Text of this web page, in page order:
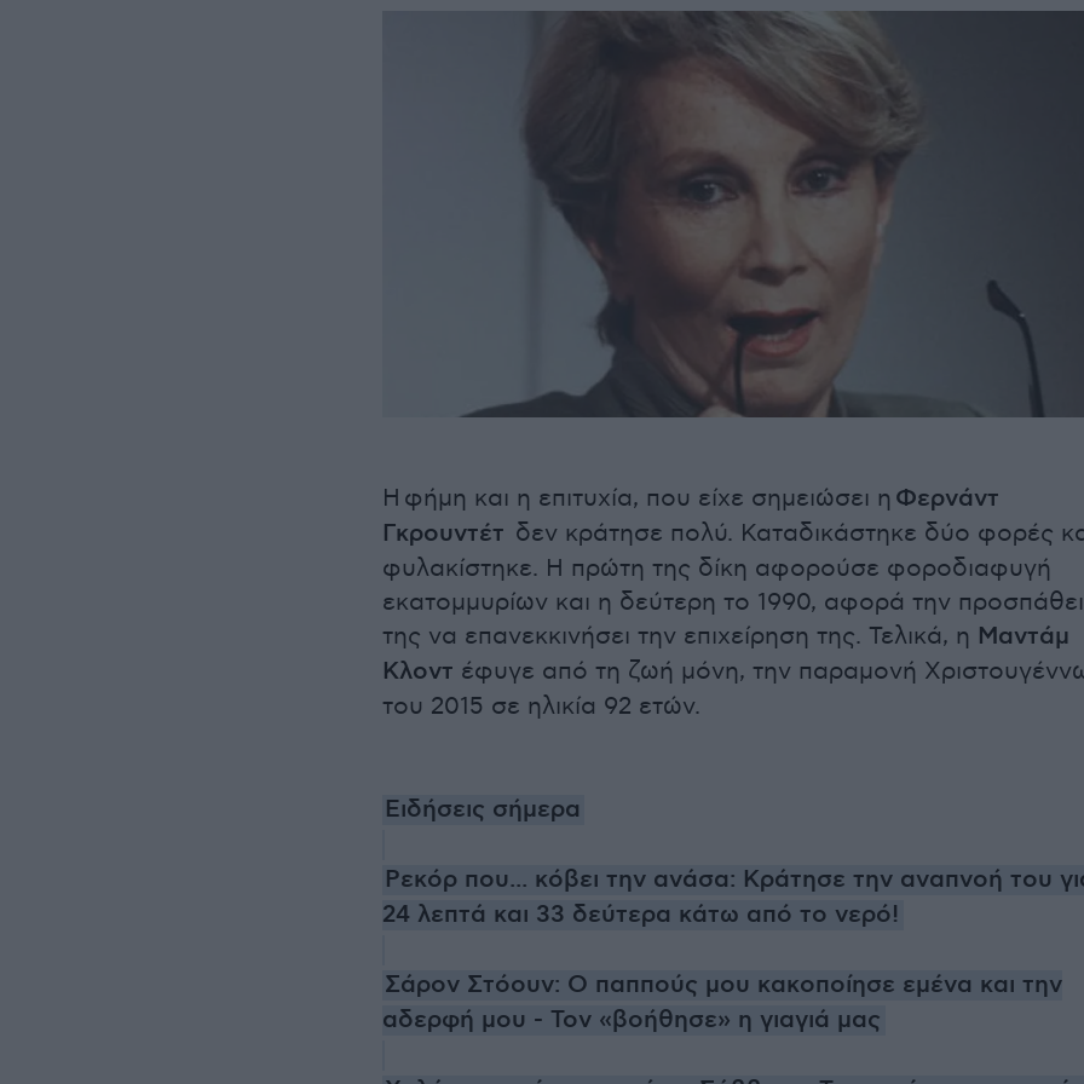
Η φήμη και η επιτυχία, που είχε σημειώσει η Φερνάντ
Γκρουντέτ δεν κράτησε πολύ. Καταδικάστηκε δύο φορές
φυλακίστηκε. Η πρώτη της δίκη αφορούσε φοροδιαφυγή
εκατομμυρίων και η δεύτερη το 1990, αφορά την
της να επανεκκινήσει την επιχείρηση της. Τελικά, η Μαντάμ
Κλοντ έφυγε από τη ζωή μόνη, την παραμονή
του 2015 σε ηλικία 92 ετών.
Eιδήσεις σήμερα
Ρεκόρ που... κόβει την ανάσα: Κράτησε την αναπνοή του
24 λεπτά και 33 δεύτερα κάτω από το νερό!
Σάρον Στόουν: Ο παππούς μου κακοποίησε εμένα και την
αδερφή μου - Τον «βοήθησε» η γιαγιά μας